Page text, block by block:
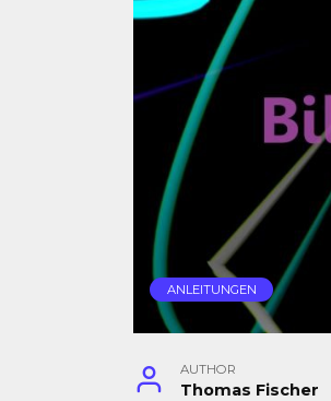
ANLEITUNGEN
AUTHOR
Thomas Fischer